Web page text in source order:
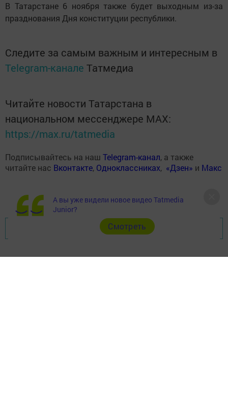
В Татарстане 6 ноября также будет выходным из-за
празднования Дня конституции республики.
Следите за самым важным и интересным в
Telegram-канале Татмедиа
Читайте новости Татарстана в
национальном мессенджере MАХ:
https://max.ru/tatmedia
Подписывайтесь на наш Telegram-канал, а также
читайте нас Вконтакте, Одноклассниках, «Дзен» и Макс
Перейти на страницу новости
А вы уже видели новое видео Tatmedia
Junior?
Cмотреть